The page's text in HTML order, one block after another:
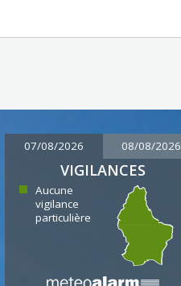
07/08/2026 08/08/2026
VIGILANCES
Aucune
vigilance
particulière